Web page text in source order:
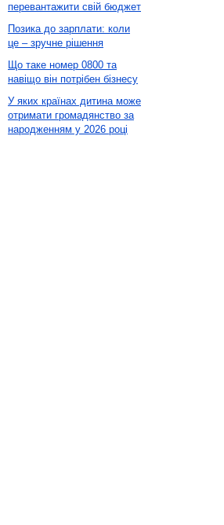
перевантажити свій бюджет
Позика до зарплати: коли
це – зручне рішення
Що таке номер 0800 та
навіщо він потрібен бізнесу
У яких країнах дитина може
отримати громадянство за
народженням у 2026 році